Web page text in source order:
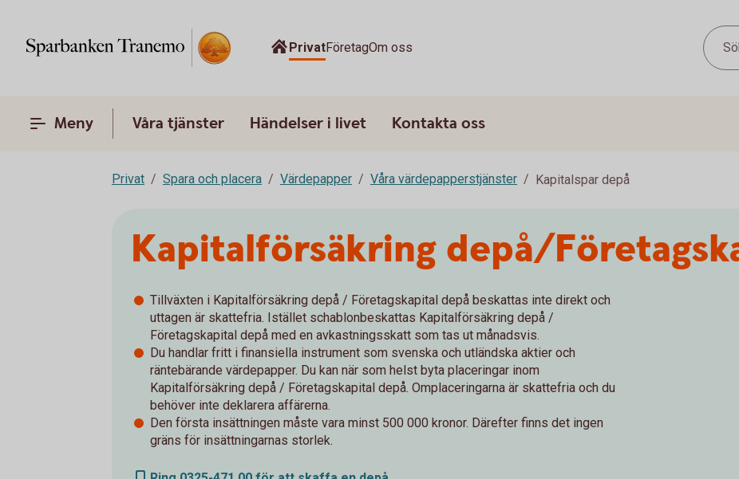
PrivatFöretagOm oss
Meny Våra tjänster Händelser i livet Kontakta oss
Privat Spara och placera Värdepapper Våra värdepapperstjänster Kapitalspar depå
Kapitalförsäkring depå/
Tillväxten i Kapitalförsäkring depå / Företagskapital depå beskattas inte direkt och
uttagen är skattefria. Istället schablonbeskattas Kapitalförsäkring depå /
Företagskapital depå med en avkastningsskatt som tas ut månadsvis.
Du handlar fritt i finansiella instrument som svenska och utländska aktier och
räntebärande värdepapper. Du kan när som helst byta placeringar inom
Kapitalförsäkring depå / Företagskapital depå. Omplaceringarna är skattefria och du
behöver inte deklarera affärerna.
Den första insättningen måste vara minst 500 000 kronor. Därefter finns det ingen
gräns för insättningarnas storlek.